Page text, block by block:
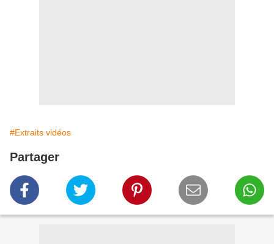
#Extraits vidéos
Partager